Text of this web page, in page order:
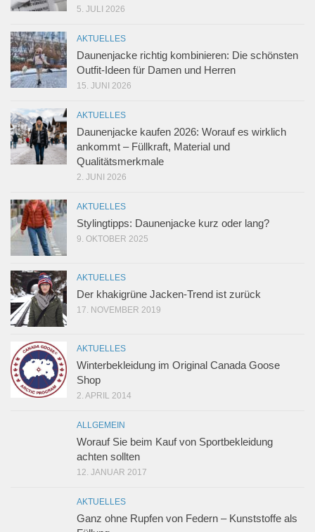
5. JULI 2026
AKTUELLES
Daunenjacke richtig kombinieren: Die schönsten
Outfit-Ideen für Damen und Herren
15. JUNI 2026
AKTUELLES
Daunenjacke kaufen 2026: Worauf es wirklich
ankommt – Füllkraft, Material und
Qualitätsmerkmale
2. JUNI 2026
AKTUELLES
Stylingtipps: Daunenjacke kurz oder lang?
9. OKTOBER 2025
AKTUELLES
Der khakigrüne Jacken-Trend ist zurück
17. NOVEMBER 2019
AKTUELLES
Winterbekleidung im Original Canada Goose
Shop
2. APRIL 2014
ALLGEMEIN
Worauf Sie beim Kauf von Sportbekleidung
achten sollten
12. JANUAR 2017
AKTUELLES
Ganz ohne Rupfen von Federn – Kunststoffe als